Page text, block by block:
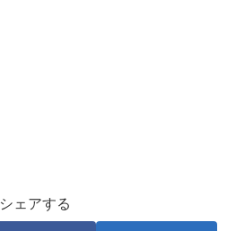
シェアする